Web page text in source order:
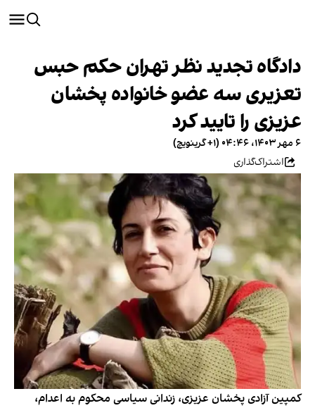
دادگاه تجدید نظر تهران حکم حبس
تعزیری سه عضو خانواده پخشان
عزیزی را تایید کرد
۶ مهر ۱۴۰۳، ۰۴:۴۶ (‎+۱ گرینویچ)
اشتراک‌گذاری
کمپین آزادی پخشان عزیزی، زندانی سیاسی محکوم به اعدام،